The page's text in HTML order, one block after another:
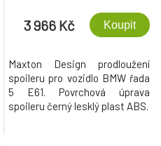
3 966 Kč Koupit
Maxton Design prodloužení
spoileru pro vozidlo BMW řada
5 E61. Povrchová úprava
spoileru černý lesklý plast ABS.